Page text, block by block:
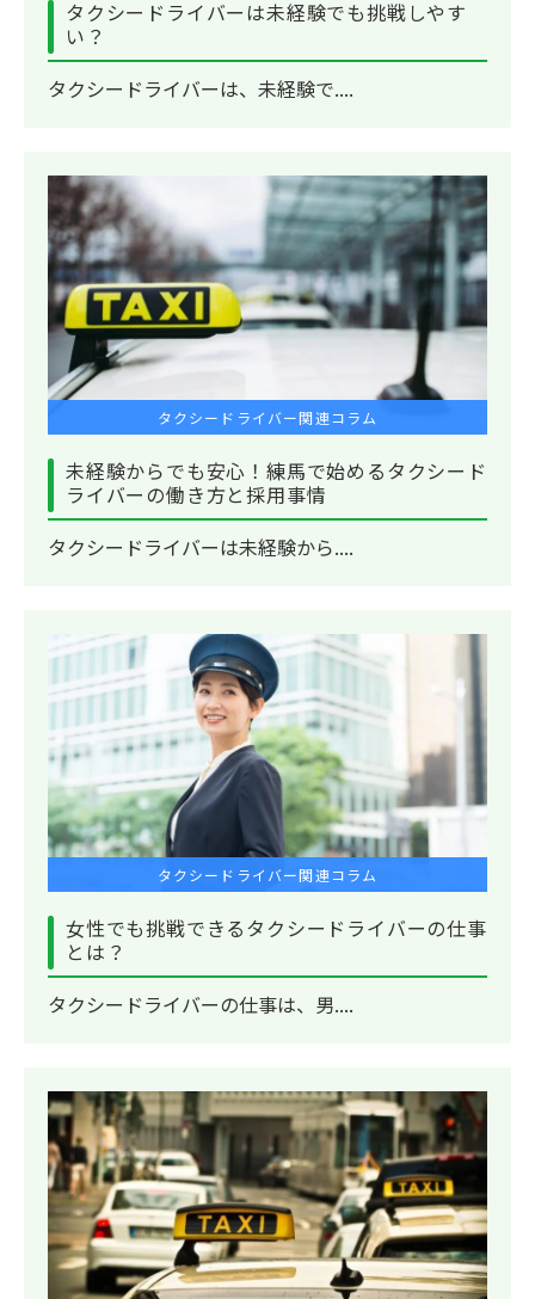
タクシードライバーは未経験でも挑戦しやす
い？
タクシードライバーは、未経験で....
タクシードライバー関連コラム
未経験からでも安心！練馬で始めるタクシード
ライバーの働き方と採用事情
タクシードライバーは未経験から....
タクシードライバー関連コラム
女性でも挑戦できるタクシードライバーの仕事
とは？
タクシードライバーの仕事は、男....